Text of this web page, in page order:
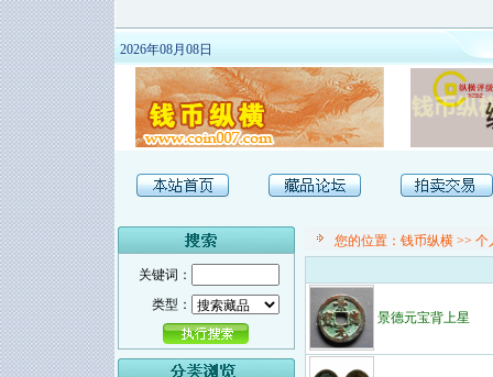
2026年08月08日
关键词：
类型：
您的位置： 钱币纵横 >> 个
景德元宝背上星